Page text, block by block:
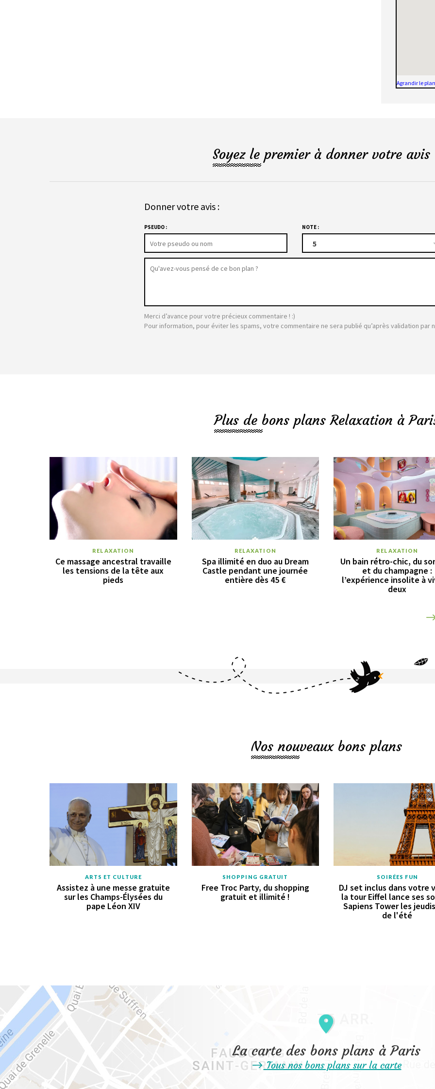
Agrandir le plan
Soyez le premier à donner votre
Donner votre avis :
PSEUDO : NOTE :
5
Merci d’avance pour votre précieux commentaire ! :)
Pour information, pour éviter les spams, votre commentaire ne sera publié qu’après validation par
Plus de bons plans Relaxation à
RELAXATION
Ce massage ancestral travaille
les tensions de la tête aux
pieds
RELAXATION
Spa illimité en duo au Dream
Castle pendant une journée
entière dès 45 €
RELAXATION
Un bain rétro-chic, du
et du champagne :
l’expérience insolite à
deux
Nos nouveaux bons plans
ARTS ET CULTURE
Assistez à une messe gratuite
sur les Champs-Élysées du
pape Léon XIV
SHOPPING GRATUIT
Free Troc Party, du shopping
gratuit et illimité !
SOIRÉES FUN
DJ set inclus dans votre
la tour Eiffel lance ses
Sapiens Tower les
de l'été
La carte des bons plans à Paris
Tous nos bons plans sur la carte